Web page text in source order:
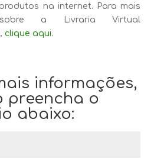
na internet. Para mais
sobre a Livraria Virtual
clique aqui.
informações,
preencha o
abaixo: